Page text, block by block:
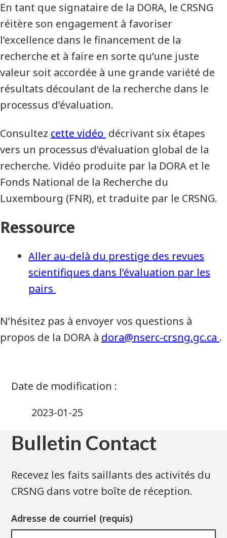
En tant que signataire de la DORA, le CRSNG
réitère son engagement à favoriser
l’excellence dans le financement de la
recherche et à faire en sorte qu’une juste
valeur soit accordée à une grande variété de
résultats découlant de la recherche dans le
processus d’évaluation.
Consultez cette vidéo décrivant six étapes
vers un processus d’évaluation global de la
recherche. Vidéo produite par la DORA et le
Fonds National de la Recherche du
Luxembourg (FNR), et traduite par le CRSNG.
Ressource
Aller au-delà du prestige des revues
scientifiques dans l’évaluation par les
pairs
N’hésitez pas à envoyer vos questions à
propos de la DORA à dora@nserc-crsng.gc.ca .
2023-01-25
Bulletin Contact
Recevez les faits saillants des activités du
CRSNG dans votre boîte de réception.
Adresse de courriel